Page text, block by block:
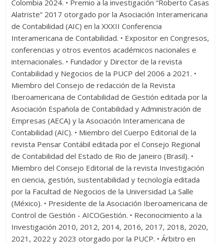
Colombia 2024. • Premio a la investigación “Roberto Casas
Alatriste” 2017 otorgado por la Asociación Interamericana
de Contabilidad (AIC) en la XXXII Conferencia
Interamericana de Contabilidad. • Expositor en Congresos,
conferencias y otros eventos académicos nacionales e
internacionales. • Fundador y Director de la revista
Contabilidad y Negocios de la PUCP del 2006 a 2021. •
Miembro del Consejo de redacción de la Revista
Iberoamericana de Contabilidad de Gestión editada por la
Asociación Española de Contabilidad y Administración de
Empresas (AECA) y la Asociación Interamericana de
Contabilidad (AIC). • Miembro del Cuerpo Editorial de la
revista Pensar Contábil editada por el Consejo Regional
de Contabilidad del Estado de Rio de Janeiro (Brasil). •
Miembro del Consejo Editorial de la revista Investigación
en ciencia, gestión, sustentabilidad y tecnología editada
por la Facultad de Negocios de la Universidad La Salle
(México). • Presidente de la Asociación Iberoamericana de
Control de Gestión - AICOGestión. • Reconocimiento a la
Investigación 2010, 2012, 2014, 2016, 2017, 2018, 2020,
2021, 2022 y 2023 otorgado por la PUCP. • Árbitro en